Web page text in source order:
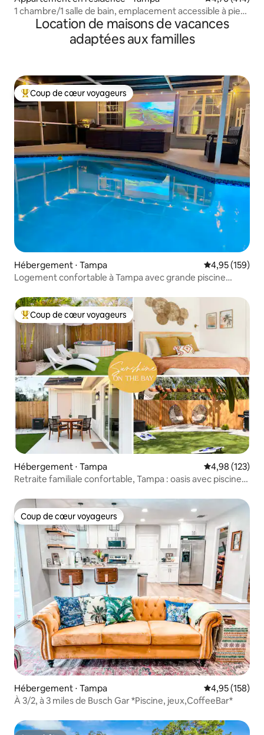
1 chambre/1 salle de bain, emplacement accessible à pied
dans le quartier prisé d'Ybor City
Location de maisons de vacances
adaptées aux familles
Coups de cœur voyageurs les plus appréciés
Coup de cœur voyageurs
Hébergement ⋅ Tampa Évaluation
4,95 (159)
Logement confortable à Tampa avec grande piscine
Coups de cœur voyageurs les plus appréciés
Coup de cœur voyageurs
Hébergement ⋅ Tampa Évaluation
4,98 (123)
Retraite familiale confortable, Tampa : oasis avec piscine
Coup de cœur voyageurs
Coup de cœur voyageurs
Hébergement ⋅ Tampa Évaluation
4,95 (158)
À 3/2, à 3 miles de Busch Gar *Piscine, jeux,CoffeeBar*